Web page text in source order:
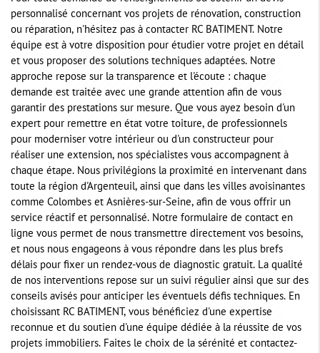
personnalisé concernant vos projets de rénovation, construction
ou réparation, n'hésitez pas à contacter RC BATIMENT. Notre
équipe est à votre disposition pour étudier votre projet en détail
et vous proposer des solutions techniques adaptées. Notre
approche repose sur la transparence et l'écoute : chaque
demande est traitée avec une grande attention afin de vous
garantir des prestations sur mesure. Que vous ayez besoin d'un
expert pour remettre en état votre toiture, de professionnels
pour moderniser votre intérieur ou d'un constructeur pour
réaliser une extension, nos spécialistes vous accompagnent à
chaque étape. Nous privilégions la proximité en intervenant dans
toute la région d'Argenteuil, ainsi que dans les villes avoisinantes
comme Colombes et Asnières-sur-Seine, afin de vous offrir un
service réactif et personnalisé. Notre formulaire de contact en
ligne vous permet de nous transmettre directement vos besoins,
et nous nous engageons à vous répondre dans les plus brefs
délais pour fixer un rendez-vous de diagnostic gratuit. La qualité
de nos interventions repose sur un suivi régulier ainsi que sur des
conseils avisés pour anticiper les éventuels défis techniques. En
choisissant RC BATIMENT, vous bénéficiez d'une expertise
reconnue et du soutien d'une équipe dédiée à la réussite de vos
projets immobiliers. Faites le choix de la sérénité et contactez-